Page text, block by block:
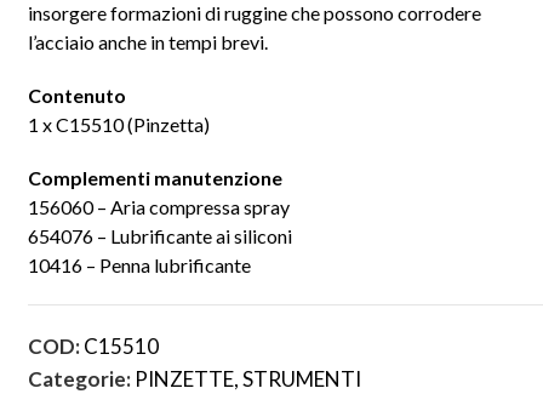
insorgere formazioni di ruggine che possono corrodere
l’acciaio anche in tempi brevi.
Contenuto
1 x C15510 (Pinzetta)
Complementi manutenzione
156060 – Aria compressa spray
654076 – Lubrificante ai siliconi
10416 – Penna lubrificante
COD:C15510
Categorie: PINZETTE,STRUMENTI